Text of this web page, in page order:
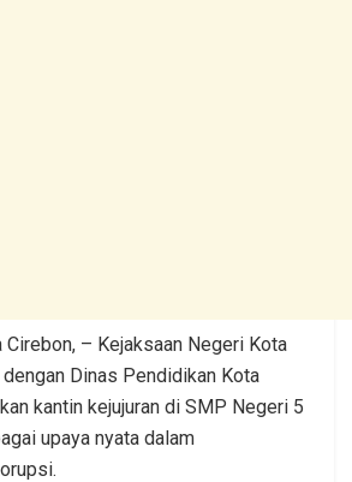
– Kejaksaan Negeri Kota
Dinas Pendidikan Kota
kantin kejujuran di SMP Negeri 5
upaya nyata dalam